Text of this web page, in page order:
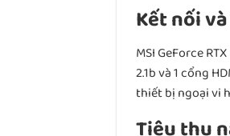
Kết nối
MSI GeForce
2.1b và 1 cổng
thiết bị ngoại vi
Tiêu thụ